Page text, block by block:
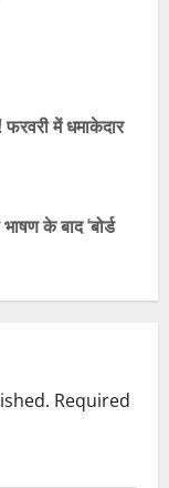
में धमाकेदार
के बाद ‘बोर्ड
Required